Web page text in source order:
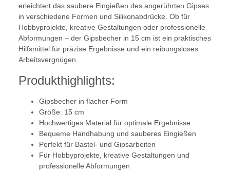
erleichtert das saubere Eingießen des angerührten Gipses
in verschiedene Formen und Silikonabdrücke. Ob für
Hobbyprojekte, kreative Gestaltungen oder professionelle
Abformungen – der Gipsbecher in 15 cm ist ein praktisches
Hilfsmittel für präzise Ergebnisse und ein reibungsloses
Arbeitsvergnügen.
Produkthighlights:
Gipsbecher in flacher Form
Größe: 15 cm
Hochwertiges Material für optimale Ergebnisse
Bequeme Handhabung und sauberes Eingießen
Perfekt für Bastel- und Gipsarbeiten
Für Hobbyprojekte, kreative Gestaltungen und
professionelle Abformungen